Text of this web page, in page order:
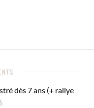
dès 7 ans (+ rallye